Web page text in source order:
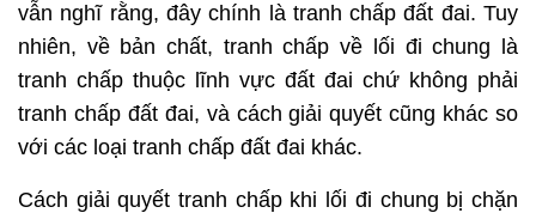
vẫn nghĩ rằng, đây chính là tranh chấp đất đai. Tuy
nhiên, về bản chất, tranh chấp về lối đi chung là
tranh chấp thuộc lĩnh vực đất đai chứ không phải
tranh chấp đất đai, và cách giải quyết cũng khác so
với các loại tranh chấp đất đai khác.
Cách giải quyết tranh chấp khi lối đi chung bị chặn